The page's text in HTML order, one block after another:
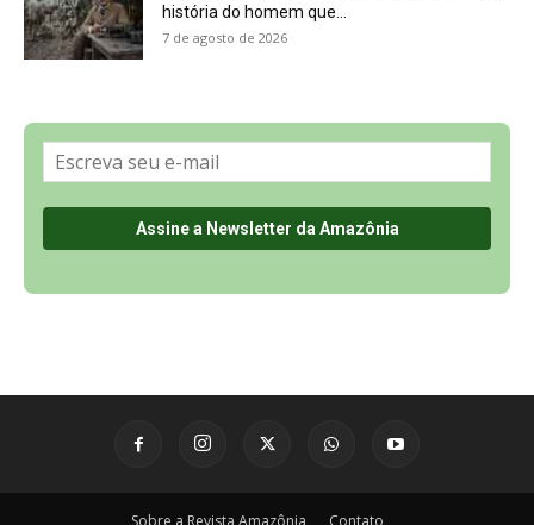
história do homem que...
7 de agosto de 2026
Sobre a Revista Amazônia Contato